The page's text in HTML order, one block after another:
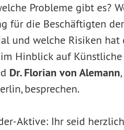
Probleme gibt es?
für die Beschäftigten
und welche Risiken
Hinblick auf
Dr. Florian von Alemann
besprechen.
Aktive: Ihr seid